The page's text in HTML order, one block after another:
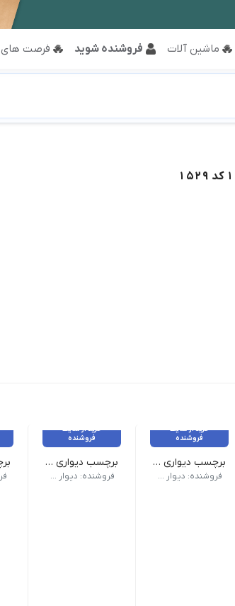
ماشین آلات فروشنده شوید فرصت
خرید از سایت
فروشنده
برچسب دیواری آناشید کد 1641
طراحی منحصربه‌فرد و متفاوت با ظاهری هنری. |
فروشنده: دیوار آبنباتی
خرید از سایت
فروشنده
برچسب دیواری فرشته کوچولو کد 1636
فروشنده: دیوار آبنباتی